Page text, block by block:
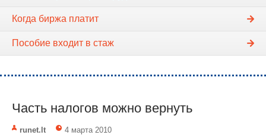
Когда биржа платит
Пособие входит в стаж
Часть налогов можно вернуть
runet.lt 4 марта 2010